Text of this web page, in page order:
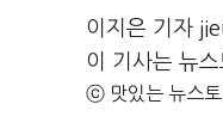
이지은 기자
이 기사는 뉴
ⓒ 맛있는 뉴스토